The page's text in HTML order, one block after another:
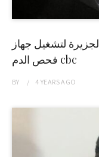
لتشغيل جهاز
فحص الدم cbc
BY 4 YEARSAGO